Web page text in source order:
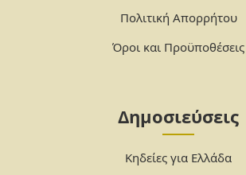
Πολιτική Απορρήτου
Όροι και Προϋποθέσεις
Δημοσιεύσεις
Κηδείες για Ελλάδα